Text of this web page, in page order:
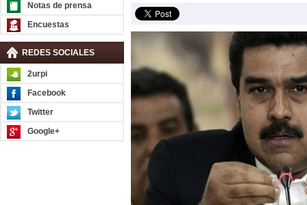
Notas de prensa
Encuestas
REDES SOCIALES
2urpi
Facebook
Twitter
Google+